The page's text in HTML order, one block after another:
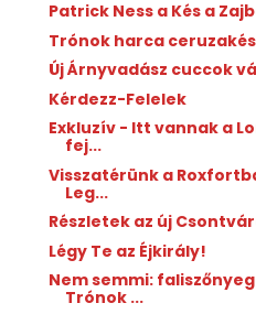
Patrick Ness a Kés a
Trónok harca
Új Árnyvadász cuccok
Kérdezz-Felelek
Exkluzív - Itt vannak a
fej...
Visszatérünk a
Leg...
Részletek az új
Légy Te az Éjkirály!
Nem semmi:
Trónok ...